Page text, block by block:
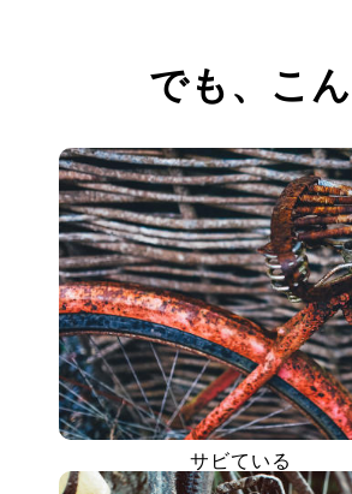
でも、 こ
サビている